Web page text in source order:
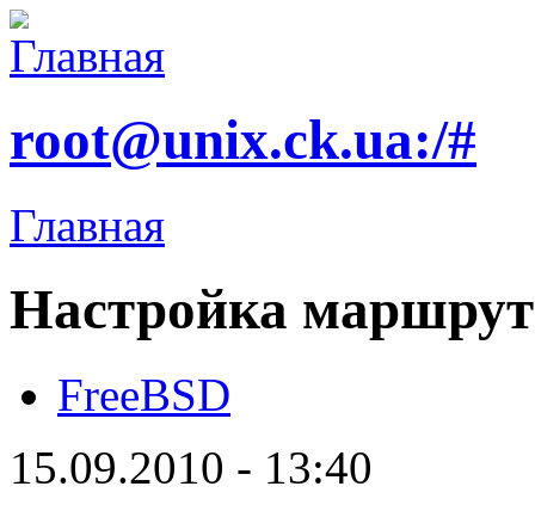
root@unix.ck.ua:/#
Главная
Настройка
FreeBSD
15.09.2010 - 13:40